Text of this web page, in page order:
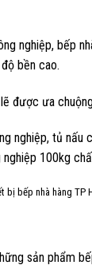
nghiệp, bếp
bền cao.
được ưa
nghiệp, tủ
100kg
bếp nhà hàng
sản phẩm